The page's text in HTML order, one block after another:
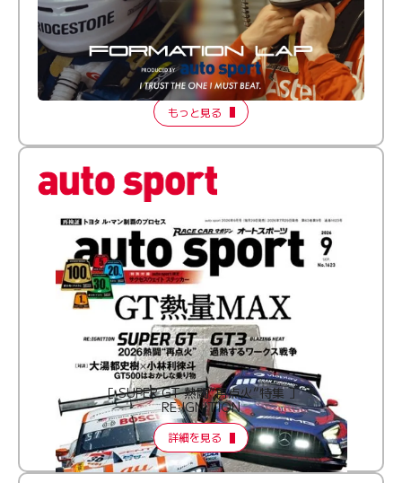
倒す相手を、信じてる。小林利徠斗 × 野村勇斗
【FORMATION LAP Produced by auto sport】
2026 Episode 2
もっと見る
［ SUPER GT 熱闘“再点火”特集 ］
RE:IGNITION
詳細を見る